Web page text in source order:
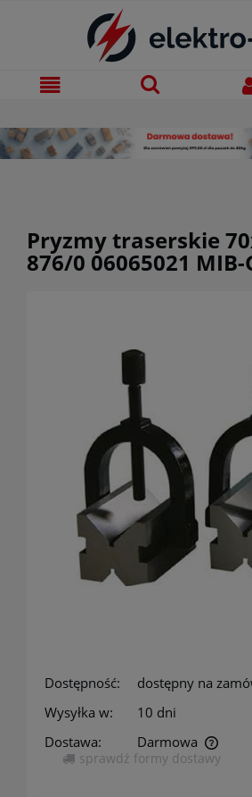
Pryzmy traserskie
876/0 06065021
Dostępność:
dostępny na
Wysyłka w:
10 dni
Dostawa:
Darmowa
Cena nie zawiera ewentualnych
sprawdź formy dostawy